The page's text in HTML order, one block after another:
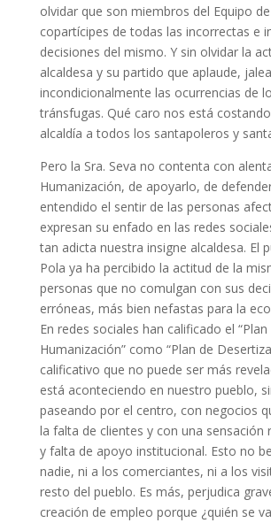
olvidar que son miembros del Equipo
copartícipes de todas las incorrectas e
decisiones del mismo. Y sin olvidar la
alcaldesa y su partido que aplaude,
incondicionalmente las ocurrencias de
tránsfugas. Qué caro nos está
alcaldía a todos los santapoleros y
Pero la Sra. Seva no contenta con
Humanización, de apoyarlo, de
entendido el sentir de las personas
expresan su enfado en las redes
tan adicta nuestra insigne alcaldesa. El
Pola ya ha percibido la actitud de la
personas que no comulgan con sus
erróneas, más bien nefastas para la
En redes sociales han calificado el “Plan
Humanización” como “Plan de
calificativo que no puede ser más
está aconteciendo en nuestro pueblo,
paseando por el centro, con negocios
la falta de clientes y con una sensación
y falta de apoyo institucional. Esto no
nadie, ni a los comerciantes, ni a los
resto del pueblo. Es más, perjudica
creación de empleo porque ¿quién se